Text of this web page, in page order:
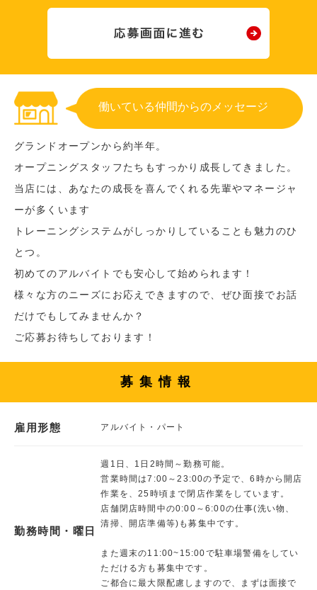
働いている仲間からのメッセージ
グランドオープンから約半年。
オープニングスタッフたちもすっかり成長してきました。
当店には、あなたの成長を喜んでくれる先輩やマネージャ
ーが多くいます
トレーニングシステムがしっかりしていることも魅力のひ
とつ。
初めてのアルバイトでも安心して始められます！
様々な方のニーズにお応えできますので、ぜひ面接でお話
だけでもしてみませんか？
ご応募お待ちしております！
募集情報
雇用形態 アルバイト・パート
勤務時間・曜日
週1日、1日2時間～勤務可能。
営業時間は7:00～23:00の予定で、6時から開店
作業を、25時頃まで閉店作業をしています。
店舗閉店時間中の0:00～6:00の仕事(洗い物、
清掃、開店準備等)も募集中です。
また週末の11:00~15:00で駐車場警備をしてい
ただける方も募集中です。
ご都合に最大限配慮しますので、まずは面接で